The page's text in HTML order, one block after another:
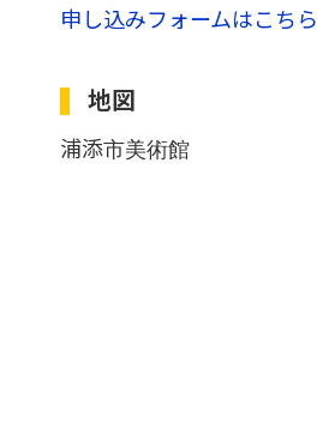
申し込みフォームはこちら
地図
浦添市美術館